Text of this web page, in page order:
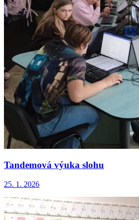
Tandemová výuka slohu
25. 1. 2026